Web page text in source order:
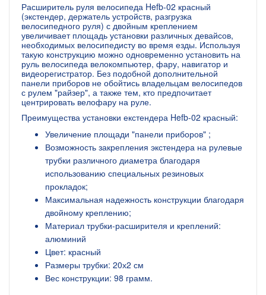
Расширитель руля велосипеда Hefb-02 красный
(экстендер, держатель устройств, разгрузка
велосипедного руля) с двойным креплением
увеличивает площадь установки различных девайсов,
необходимых велосипедисту во время езды. Используя
такую конструкцию можно одновременно установить на
руль велосипеда велокомпьютер, фару, навигатор и
видеорегистратор. Без подобной дополнительной
панели приборов не обойтись владельцам велосипедов
с рулем "райзер", а также тем, кто предпочитает
центрировать велофару на руле.
Преимущества установки екстендера Hefb-02 красный:
Увеличение площади "панели приборов" ;
Возможность закрепления экстендера на рулевые
трубки различного диаметра благодаря
использованию специальных резиновых
прокладок;
Максимальная надежность конструкции благодаря
двойному креплению;
Материал трубки-расширителя и креплений:
алюминий
Цвет: красный
Размеры трубки: 20х2 см
Вес конструкции: 98 грамм.